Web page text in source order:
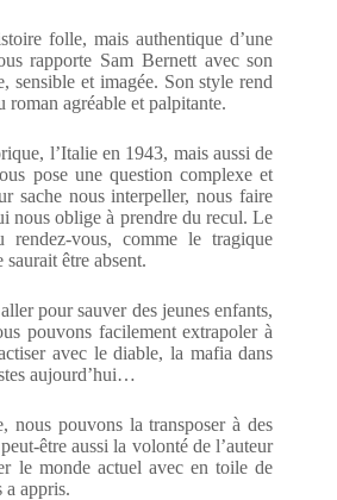
folle, mais authentique d’une
rapporte Sam Bernett avec son
sensible et imagée. Son style rend
roman agréable et palpitante.
l’Italie en 1943, mais aussi de
pose une question complexe et
sache nous interpeller, nous faire
nous oblige à prendre du recul. Le
rendez-vous, comme le tragique
être absent.
pour sauver des jeunes enfants,
pouvons facilement extrapoler à
avec le diable, la mafia dans
aujourd’hui…
nous pouvons la transposer à des
être aussi la volonté de l’auteur
le monde actuel avec en toile de
a appris.